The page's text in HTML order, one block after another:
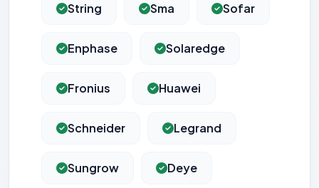
String Sma Sofar
Enphase Solaredge
Fronius Huawei
Schneider Legrand
Sungrow Deye